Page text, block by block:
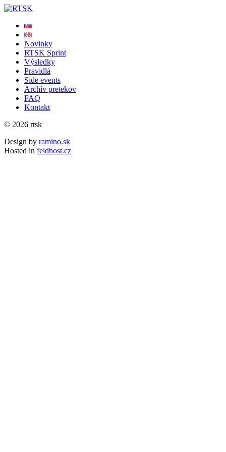
Novinky
RTSK Sprint
Výsledky
Pravidlá
Side events
Archív pretekov
FAQ
Kontakt
© 2026 rtsk
Design by ramino.sk
Hosted in feldhost.cz